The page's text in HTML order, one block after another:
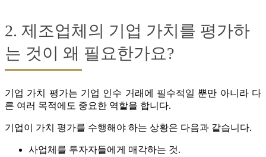
2. 제조업체의 기업 가치를 평가하
는 것이 왜 필요한가요?
기업 가치 평가는 기업 인수 거래에 필수적일 뿐만 아니라 다
른 여러 목적에도 중요한 역할을 합니다.
기업이 가치 평가를 수행해야 하는 상황은 다음과 같습니다.
사업체를 투자자들에게 매각하는 것.